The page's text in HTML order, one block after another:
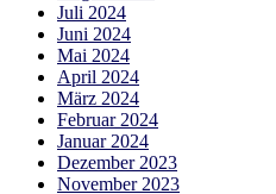
Juli 2024
Juni 2024
Mai 2024
April 2024
März 2024
Februar 2024
Januar 2024
Dezember 2023
November 2023